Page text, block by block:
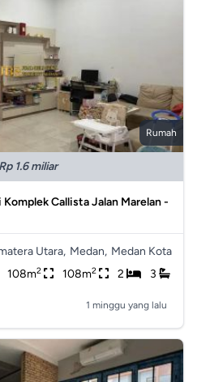
Rumah
Rp 1.6 miliar
Callista Jalan Marelan -
Utara, Medan, Medan Kota
108m2 108m2 2 3
1 minggu yang lalu